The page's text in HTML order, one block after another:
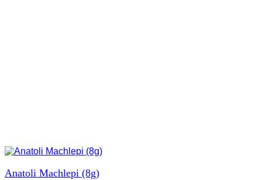
Anatoli Machlepi (8g)